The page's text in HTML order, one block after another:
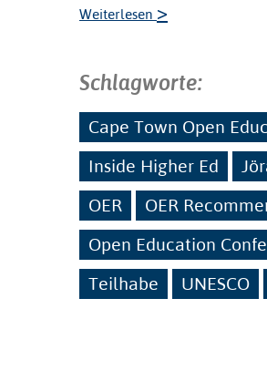
Weiterlesen >
Schlagworte:
Cape Town Open
Inside Higher Ed
OER
OER
Open Education
Teilhabe
UNESCO